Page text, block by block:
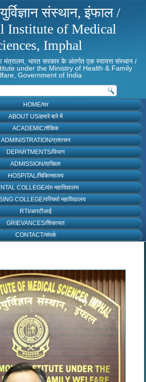
संस्थान, इंफाल /
Institute of Medical
Imphal
मंत्रालय, भारत सरकार के अंतर्गत एक स्वायत्त संस्थान /
under the Ministry of Health & Family
Government of India
HOME/घर
ABOUT US/हमारे बारे में
ACADEMIC/शैक्षिक
ADMINISTRATION/प्रशासन
DEPARTMENTS/विभाग
ADMISSION/दाखिला
HOSPITAL/चिकित्सालय
COLLEGE/दंत महाविद्यालय
COLLEGE/परिचर्या महाविद्यालय
RTI/आरटीआई
GRIEVANCES/शिकायत
CONTACT/संपर्क